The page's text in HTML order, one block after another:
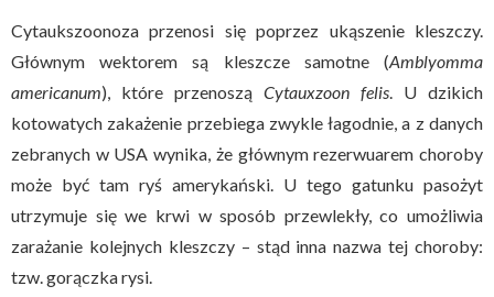
Cytaukszoonoza przenosi się poprzez ukąszenie kleszczy.
Głównym wektorem są kleszcze samotne (Amblyomma
americanum), które przenoszą Cytauxzoon felis. U dzikich
kotowatych zakażenie przebiega zwykle łagodnie, a z danych
zebranych w USA wynika, że głównym rezerwuarem choroby
może być tam ryś amerykański. U tego gatunku pasożyt
utrzymuje się we krwi w sposób przewlekły, co umożliwia
zarażanie kolejnych kleszczy – stąd inna nazwa tej choroby:
tzw. gorączka rysi.